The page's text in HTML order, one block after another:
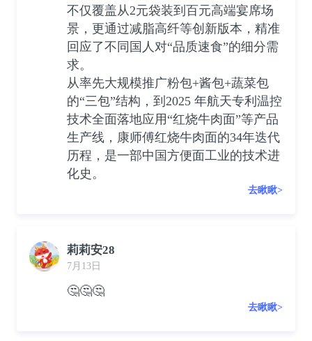
不仅覆盖从2元袋装到百元高端宴席场
景，更通过减脂高纤等创新版本，精准
回应了不同国人对“品质速食”的细分需
求。
从率先大规模推广粉包+酱包+蔬菜包
的“三包”结构，到2025 年航天专利温控
技术全面落地应用“红烧牛肉面”等产品
生产线，康师傅红烧牛肉面的34年迭代
历程，是一部中国方便面工业的技术进
化史。
去瞅瞅>
莉莉安28
7月13日
🤔🤔🤔
去瞅瞅>